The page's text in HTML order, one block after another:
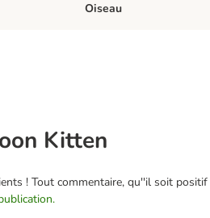
catégories: Rongeur & CoDérouler les catégories:
Oiseau
Kitten
! Tout commentaire, qu''il soit